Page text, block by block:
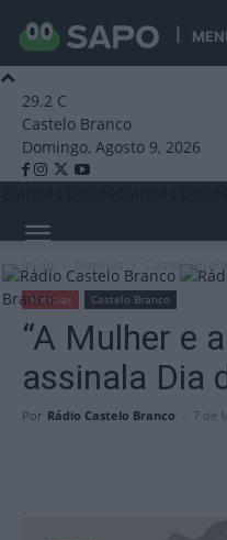
29.2 C
Castelo Branco
Domingo, Agosto 9, 2026
Branco
Castelo
Notícias Castelo Branco
“A Mulher e
assinala Dia
Por Rádio Castelo Branco - 7 de